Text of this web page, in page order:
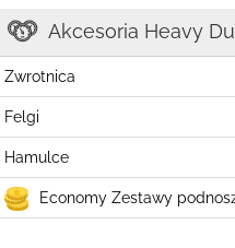
Akcesoria Heavy Duty
Zwrotnica
Felgi
Hamulce
Economy Zestawy